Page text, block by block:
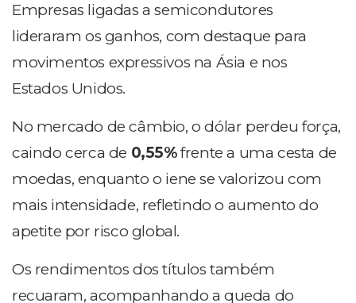
Empresas ligadas a semicondutores
lideraram os ganhos, com destaque para
movimentos expressivos na Ásia e nos
Estados Unidos.
No mercado de câmbio, o dólar perdeu força,
caindo cerca de 0,55%frente a uma cesta de
moedas, enquanto o iene se valorizou com
mais intensidade, refletindo o aumento do
apetite por risco global.
Os rendimentos dos títulos também
recuaram, acompanhando a queda do